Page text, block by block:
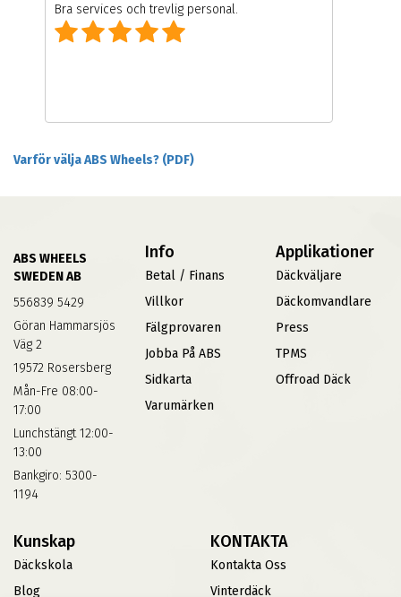
Bra services och trevlig personal.
Varför välja ABS Wheels? (PDF)
ABS WHEELS
SWEDEN AB
556839 5429
Göran Hammarsjös
Väg 2
19572 Rosersberg
Mån-Fre 08:00-
17:00
Lunchstängt 12:00-
13:00
Bankgiro: 5300-
1194
Info
Betal / Finans
Villkor
Fälgprovaren
Jobba På ABS
Sidkarta
Varumärken
Applikationer
Däckväljare
Däckomvandlare
Press
TPMS
Offroad Däck
Kunskap
Däckskola
Blog
KONTAKTA
Kontakta Oss
Vinterdäck